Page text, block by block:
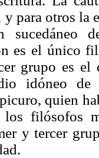
para otros la
sucedáneo
es el único
grupo es el
idóneo
quien
los filósofos
y tercer